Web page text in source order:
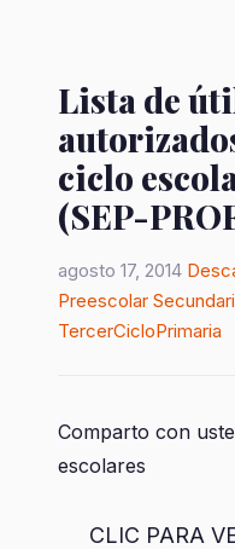
Lista de
ciclo
(SEP-
agosto 17, 2014
Preescolar
TercerCicloPrimaria
Comparto con
escolares
CLIC PARA